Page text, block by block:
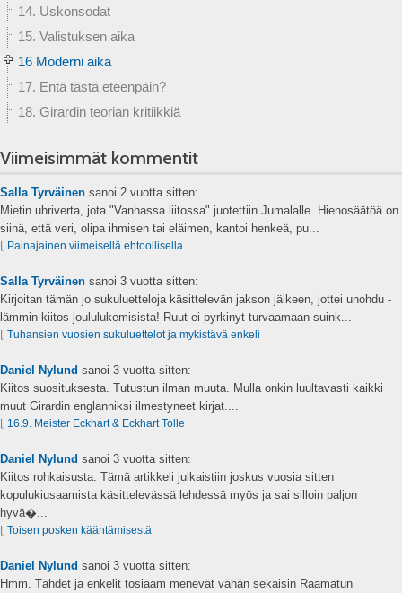
14. Uskonsodat
15. Valistuksen aika
16 Moderni aika
17. Entä tästä eteenpäin?
18. Girardin teorian kritiikkiä
Viimeisimmät kommentit
Salla Tyrväinen sanoi 2 vuotta sitten:
Mietin uhriverta, jota "Vanhassa liitossa" juotettiin Jumalalle. Hienosäätöä on
siinä, että veri, olipa ihmisen tai eläimen, kantoi henkeä, pu...
⌊ Painajainen viimeisellä ehtoollisella
Salla Tyrväinen sanoi 3 vuotta sitten:
Kirjoitan tämän jo sukuluetteloja käsittelevän jakson jälkeen, jottei unohdu -
lämmin kiitos joululukemisista! Ruut ei pyrkinyt turvaamaan suink...
⌊ Tuhansien vuosien sukuluettelot ja mykistävä enkeli
Daniel Nylund sanoi 3 vuotta sitten:
Kiitos suosituksesta. Tutustun ilman muuta. Mulla onkin luultavasti kaikki
muut Girardin englanniksi ilmestyneet kirjat....
⌊ 16.9. Meister Eckhart & Eckhart Tolle
Daniel Nylund sanoi 3 vuotta sitten:
Kiitos rohkaisusta. Tämä artikkeli julkaistiin joskus vuosia sitten
kopulukiusaamista käsittelevässä lehdessä myös ja sai silloin paljon
hyvä�...
⌊ Toisen posken kääntämisestä
Daniel Nylund sanoi 3 vuotta sitten:
Hmm. Tähdet ja enkelit tosiaam menevät vähän sekaisin Raamatun